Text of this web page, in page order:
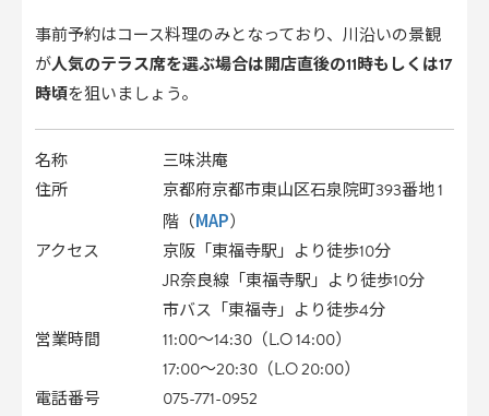
事前予約はコース料理のみとなっており、川沿いの景観
が人気のテラス席を選ぶ場合は開店直後の11時もしくは17
時頃を狙いましょう。
名称
三味洪庵
住所
京都府京都市東山区石泉院町393番地 1
階（MAP）
アクセス
京阪「東福寺駅」より徒歩10分
JR奈良線「東福寺駅」より徒歩10分
市バス「東福寺」より徒歩4分
営業時間
11:00～14:30（L.O 14:00）
17:00～20:30（L.O 20:00）
電話番号
075-771-0952